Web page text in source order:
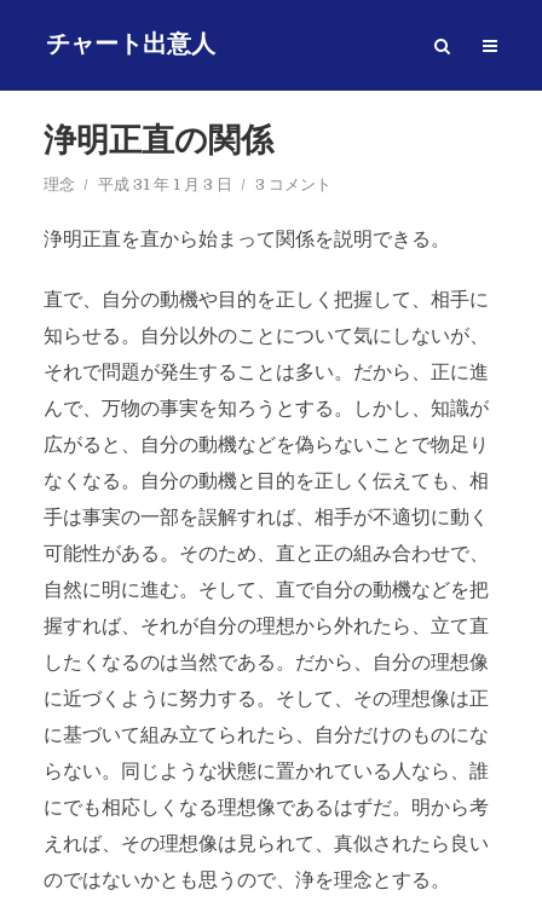
チャート出意人
浄明正直の関係
理念 平成 31 年 1 月 3 日 3 コメント
浄明正直を直から始まって関係を説明できる。
直で、自分の動機や目的を正しく把握して、相手に
知らせる。自分以外のことについて気にしないが、
それで問題が発生することは多い。だから、正に進
んで、万物の事実を知ろうとする。しかし、知識が
広がると、自分の動機などを偽らないことで物足り
なくなる。自分の動機と目的を正しく伝えても、相
手は事実の一部を誤解すれば、相手が不適切に動く
可能性がある。そのため、直と正の組み合わせで、
自然に明に進む。そして、直で自分の動機などを把
握すれば、それが自分の理想から外れたら、立て直
したくなるのは当然である。だから、自分の理想像
に近づくように努力する。そして、その理想像は正
に基づいて組み立てられたら、自分だけのものにな
らない。同じような状態に置かれている人なら、誰
にでも相応しくなる理想像であるはずだ。明から考
えれば、その理想像は見られて、真似されたら良い
のではないかとも思うので、浄を理念とする。